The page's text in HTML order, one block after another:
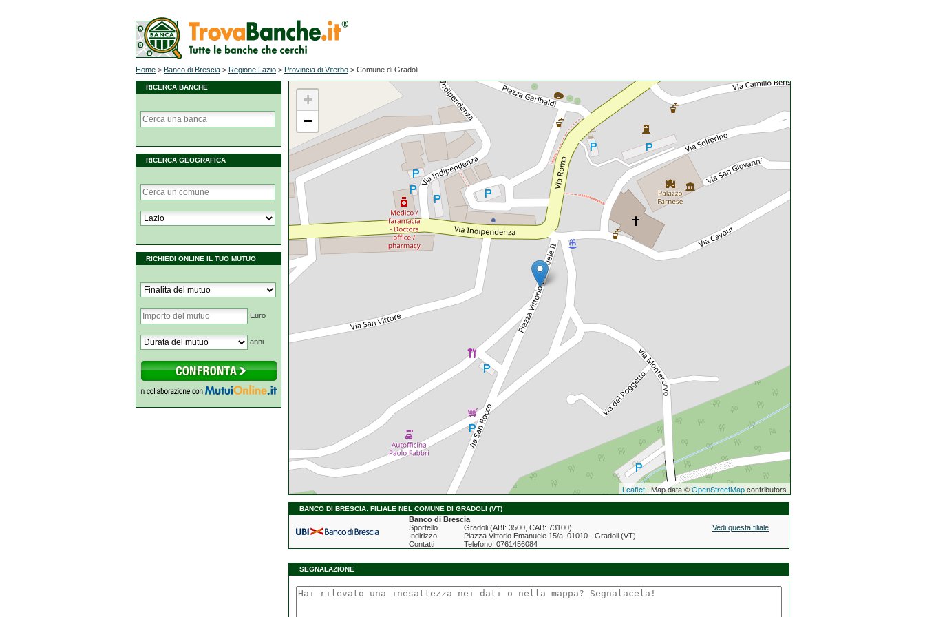
Home > Banco di Brescia > Regione Lazio > Provincia di Viterbo > Comune di Gradoli
RICERCA BANCHE
RICERCA GEOGRAFICA
RICHIEDI ONLINE IL TUO MUTUO
Euro
anni
+
−
Leaflet | Map data ©OpenStreetMapcontributors
BANCO DI BRESCIA: FILIALE NEL COMUNE DI GRADOLI (VT)
Banco di Brescia
Sportello
Gradoli (ABI: 3500, CAB: 73100)
Indirizzo
Piazza Vittorio Emanuele 15/a, 01010 - Gradoli (VT)
Contatti
Telefono: 0761456084
Vedi questa filiale
SEGNALAZIONE